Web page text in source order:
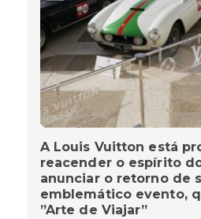
A Louis Vuitton está
reacender o espírito
anunciar o retorno de
emblemático evento,
”Arte de Viajar”